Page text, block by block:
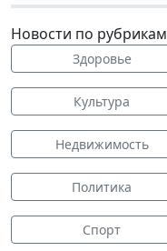
Новости по рубрикам
Здоровье
Культура
Недвижимость
Политика
Спорт